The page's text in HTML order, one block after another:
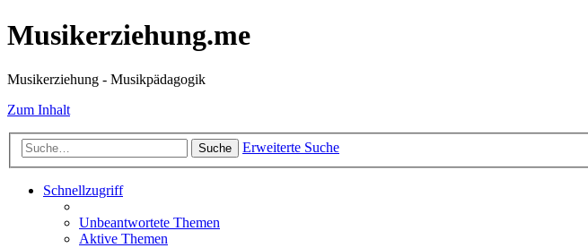
Musikerziehung.me
Musikerziehung - Musikpädagogik
Zum Inhalt
Suche Erweiterte Suche
Schnellzugriff
Unbeantwortete Themen
Aktive Themen